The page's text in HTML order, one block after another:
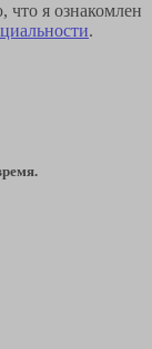
я ознакомлен
.